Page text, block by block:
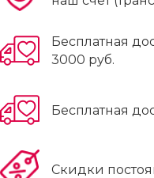
Бесплатная
3000 руб.
Бесплатная
Скидки